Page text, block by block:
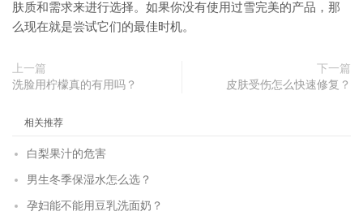
肤质和需求来进行选择。如果你没有使用过雪完美的产品，那
么现在就是尝试它们的最佳时机。
上一篇
洗脸用柠檬真的有用吗？
下一篇
皮肤受伤怎么快速修复？
相关推荐
白梨果汁的危害
男生冬季保湿水怎么选？
孕妇能不能用豆乳洗面奶？